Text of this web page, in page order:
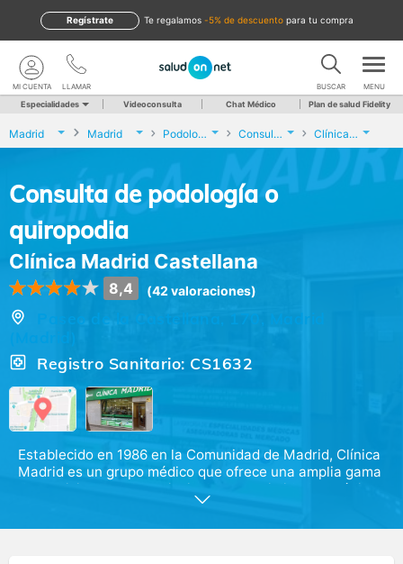
te regalamos -5% de descuento para tu compra
Regístrate
LLAMAR
MI CUENTA BUSCAR MENU
Especialidades Videoconsulta Chat Médico Plan de salud Fidelity
Madrid Madrid Podología Consulta de podología o quiropodia Clínica Madrid Castellana
Consulta de podología o
quiropodia
Clínica Madrid Castellana
8,4 (42 valoraciones)
Paseo de la Castellana, 170, Madrid
Registro Sanitario: CS1632
Establecido en 1986 en la Comunidad de Madrid, Clínica
Madrid es un grupo médico que ofrece una amplia gama
de servicios para las principales especialidades médicas
y pruebas diagnósticas. Destacamos por nuestra